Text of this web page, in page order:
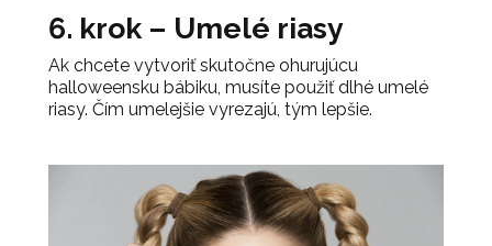
6. krok – Umelé riasy
Ak chcete vytvoriť skutočne ohurujúcu
halloweensku bábiku, musíte použiť dlhé umelé
riasy. Čím umelejšie vyrezajú, tým lepšie.